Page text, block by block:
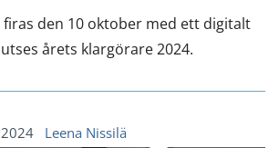
firas den 10 oktober med ett digitalt
årets klargörare 2024.
Leena Nissilä